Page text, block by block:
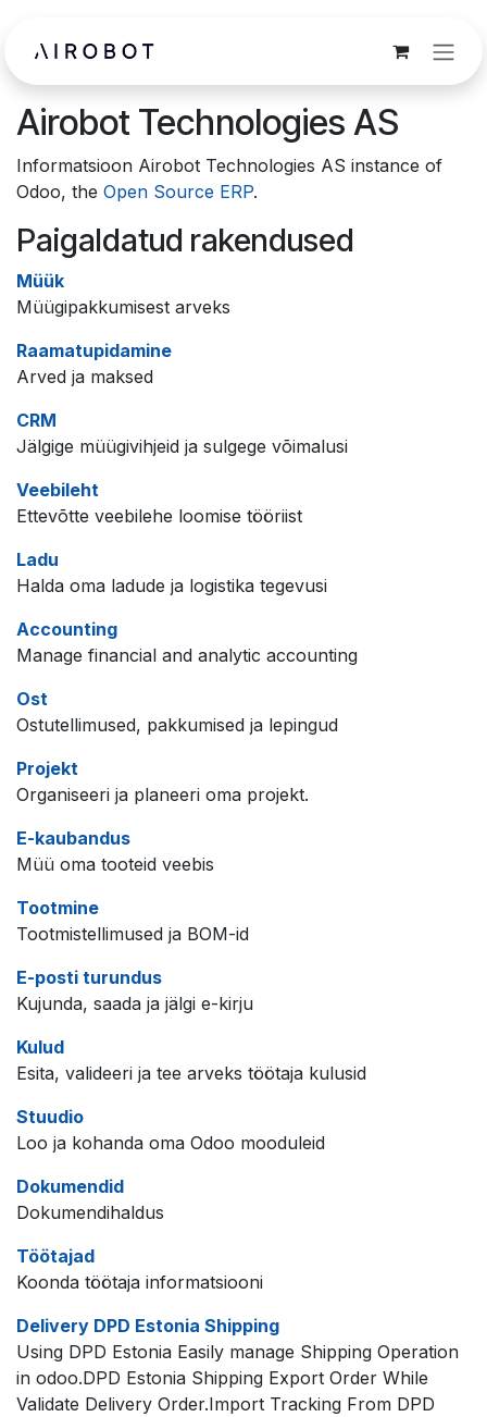
Airobot Technologies AS
Informatsioon Airobot Technologies AS instance of
Odoo, the Open Source ERP.
Paigaldatud rakendused
Müük
Müügipakkumisest arveks
Raamatupidamine
Arved ja maksed
CRM
Jälgige müügivihjeid ja sulgege võimalusi
Veebileht
Ettevõtte veebilehe loomise tööriist
Ladu
Halda oma ladude ja logistika tegevusi
Accounting
Manage financial and analytic accounting
Ost
Ostutellimused, pakkumised ja lepingud
Projekt
Organiseeri ja planeeri oma projekt.
E-kaubandus
Müü oma tooteid veebis
Tootmine
Tootmistellimused ja BOM-id
E-posti turundus
Kujunda, saada ja jälgi e-kirju
Kulud
Esita, valideeri ja tee arveks töötaja kulusid
Stuudio
Loo ja kohanda oma Odoo mooduleid
Dokumendid
Dokumendihaldus
Töötajad
Koonda töötaja informatsiooni
Delivery DPD Estonia Shipping
Using DPD Estonia Easily manage Shipping Operation
in odoo.DPD Estonia Shipping Export Order While
Validate Delivery Order.Import Tracking From DPD